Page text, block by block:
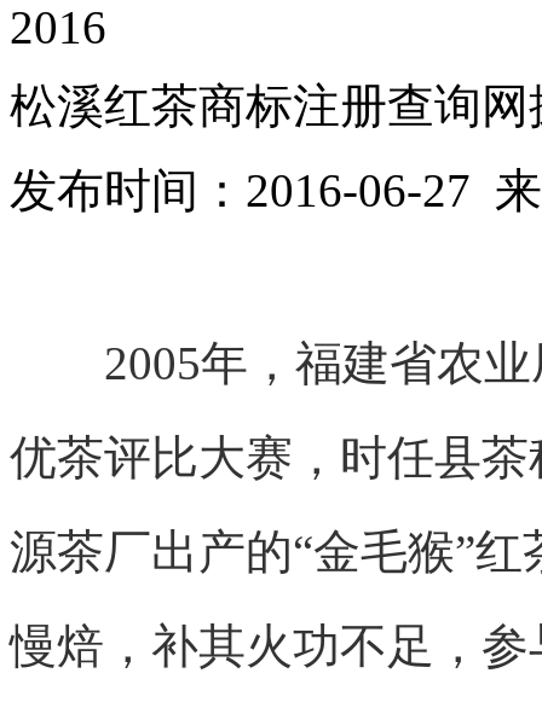
2016
松溪红茶商标注册查询网
发布时间：2016-06-27
2005年，福建省农业
优茶评比大赛，时任县
源茶厂出产的“金毛猴”
慢焙，补其火功不足，